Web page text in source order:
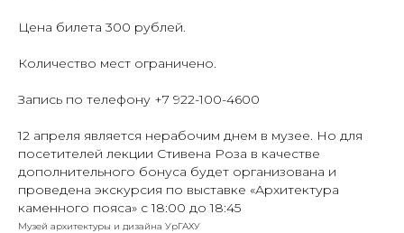
Цена билета 300 рублей.
Количество мест ограничено.
Запись по телефону +7 922-100-4600
12 апреля является нерабочим днем в музее. Но для
посетителей лекции Стивена Роза в качестве
дополнительного бонуса будет организована и
проведена экскурсия по выставке «Архитектура
каменного пояса» с 18:00 до 18:45
Музей архитектуры и дизайна УрГАХУ